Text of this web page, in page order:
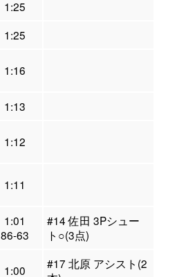
1:25
1:25
1:16
1:13
1:12
1:11
1:01
86-63
#14 佐田 3Pシュー
ト○(3点)
1:00
#17 北原 アシスト(2